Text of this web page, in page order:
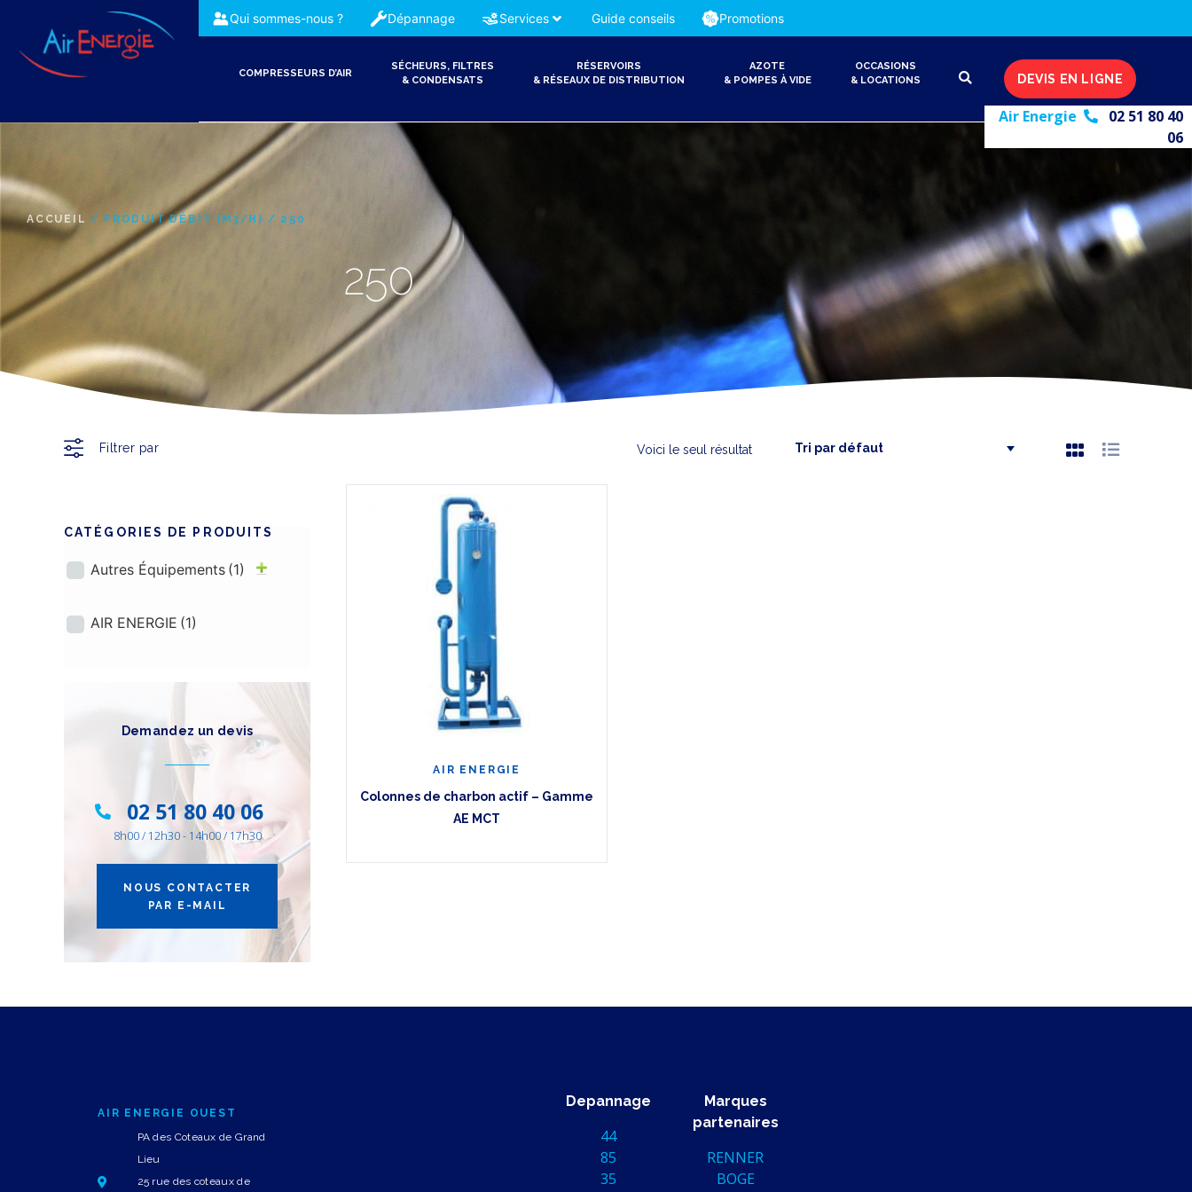
Qui sommes-nous ? Dépannage Services Guide conseils Promotions
COMPRESSEURS D’AIR
SÉCHEURS, FILTRES
& CONDENSATS
RÉSERVOIRS
& RÉSEAUX DE DISTRIBUTION
AZOTE
& POMPES À VIDE
OCCASIONS
& LOCATIONS
DEVIS EN LIGNE
Air Energie
02 51 80 40
06
ACCUEIL / PRODUIT DÉBIT (M3/H) / 250
250
Filtrer par
CATÉGORIES DE PRODUITS
Autres Équipements (1)
AIR ENERGIE (1)
Demandez un devis
02 51 80 40 06
8h00 / 12h30 - 14h00 / 17h30
NOUS CONTACTER
PAR E-MAIL
Voici le seul résultat
AIR ENERGIE
Colonnes de charbon actif – Gamme
AE MCT
AIR ENERGIE OUEST
PA des Coteaux de Grand
Lieu
25 rue des coteaux de
Depannage
44
85
35
Marques
partenaires
RENNER
BOGE